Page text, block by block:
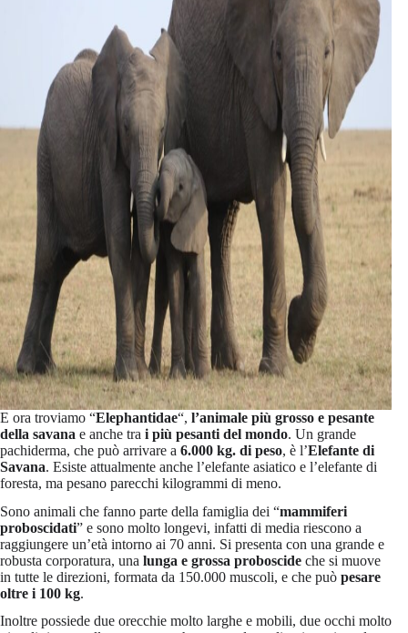
E ora troviamo “Elephantidae“, l’animale più grosso e pesante
della savana e anche tra i più pesanti del mondo. Un grande
pachiderma, che può arrivare a 6.000 kg. di peso, è l’Elefante di
Savana. Esiste attualmente anche l’elefante asiatico e l’elefante di
foresta, ma pesano parecchi kilogrammi di meno.
Sono animali che fanno parte della famiglia dei “mammiferi
proboscidati” e sono molto longevi, infatti di media riescono a
raggiungere un’età intorno ai 70 anni. Si presenta con una grande e
robusta corporatura, una lunga e grossa proboscide che si muove
in tutte le direzioni, formata da 150.000 muscoli, e che può pesare
oltre i 100 kg.
Inoltre possiede due orecchie molto larghe e mobili, due occhi molto